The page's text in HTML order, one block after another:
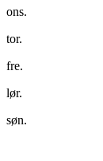
ons.
tor.
fre.
lør.
søn.